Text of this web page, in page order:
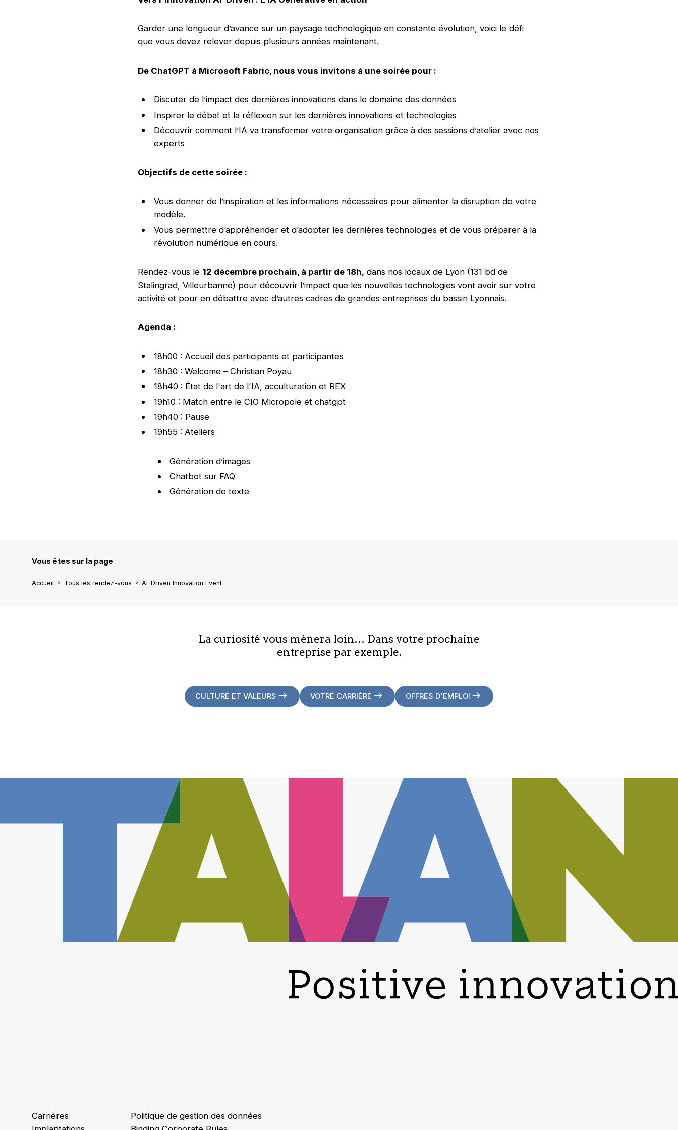
Garder une longueur d’avance sur un paysage technologique en constante évolution, voici le défi
que vous devez relever depuis plusieurs années maintenant.
De ChatGPT à Microsoft Fabric, nous vous invitons à une soirée pour :
Discuter de l’impact des dernières innovations dans le domaine des données
Inspirer le débat et la réflexion sur les dernières innovations et technologies
Découvrir comment l’IA va transformer votre organisation grâce à des sessions d’atelier avec nos
experts
Objectifs de cette soirée :
Vous donner de l’inspiration et les informations nécessaires pour alimenter la disruption de votre
modèle.
Vous permettre d’appréhender et d’adopter les dernières technologies et de vous préparer à la
révolution numérique en cours.
Rendez-vous le 12 décembre prochain, à partir de 18h, dans nos locaux de Lyon (131 bd de
Stalingrad, Villeurbanne) pour découvrir l’impact que les nouvelles technologies vont avoir sur votre
activité et pour en débattre avec d’autres cadres de grandes entreprises du bassin Lyonnais.
Agenda :
18h00 : Accueil des participants et participantes
18h30 : Welcome – Christian Poyau
18h40 : État de l'art de l'IA, acculturation et REX
19h10 : Match entre le CIO Micropole et chatgpt
19h40 : Pause
19h55 : Ateliers
Génération d’images
Chatbot sur FAQ
Génération de texte
Vous êtes sur la page
Accueil Tous les rendez-vous AI-Driven Innovation Event
La curiosité vous mènera loin… Dans votre prochaine
entreprise par exemple.
CULTURE ET VALEURS VOTRE CARRIÈRE OFFRES D'EMPLOI
Carrières
Politique de gestion des données